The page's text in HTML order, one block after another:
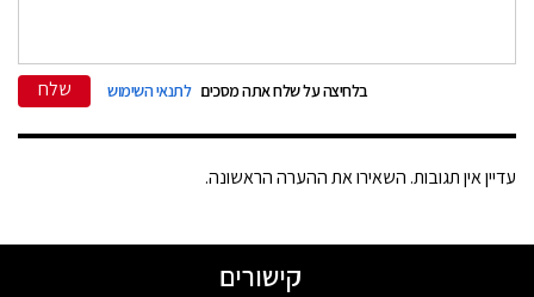
בלחיצה על שלח אתה מסכים לתנאי השימוש שלח
עדיין אין תגובות. השאירו את ההערה הראשונה.
קישורים